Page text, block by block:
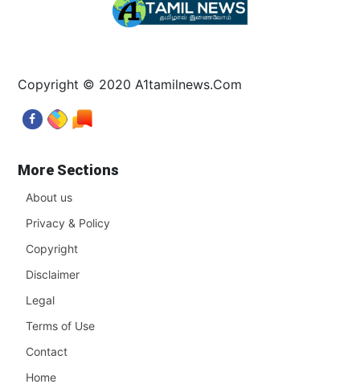
Copyright © 2020 A1tamilnews.Com
More Sections
About us
Privacy & Policy
Copyright
Disclaimer
Legal
Terms of Use
Contact
Home